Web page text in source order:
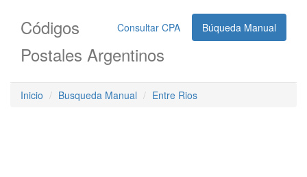
Consultar CPA Búqueda Manual
Códigos
Postales Argentinos
Inicio Busqueda Manual Entre Rios